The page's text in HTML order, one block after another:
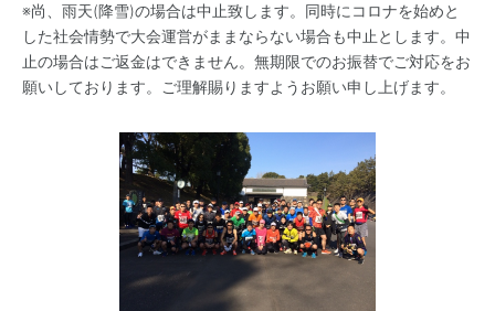
※尚、雨天(降雪)の場合は中止致します。同時にコロナを始めと
した社会情勢で大会運営がままならない場合も中止とします。中
止の場合はご返金はできません。無期限でのお振替でご対応をお
願いしております。ご理解賜りますようお願い申し上げます。